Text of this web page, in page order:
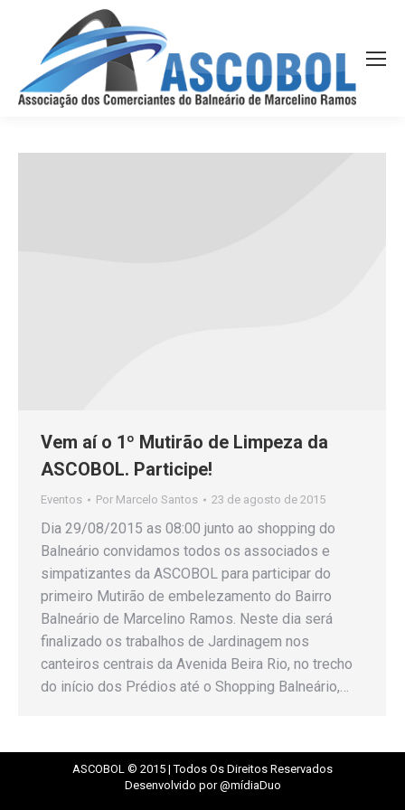
Vem aí o 1º Mutirão de Limpeza da
ASCOBOL. Participe!
Eventos Por Marcelo Santos 23 de agosto de 2015
Dia 29/08/2015 as 08:00 junto ao shopping do
Balneário convidamos todos os associados e
simpatizantes da ASCOBOL para participar do
primeiro Mutirão de embelezamento do Bairro
Balneário de Marcelino Ramos. Neste dia será
finalizado os trabalhos de Jardinagem nos
canteiros centrais da Avenida Beira Rio, no trecho
do início dos Prédios até o Shopping Balneário,…
ASCOBOL © 2015 | Todos Os Direitos Reservados
Desenvolvido por @mídiaDuo